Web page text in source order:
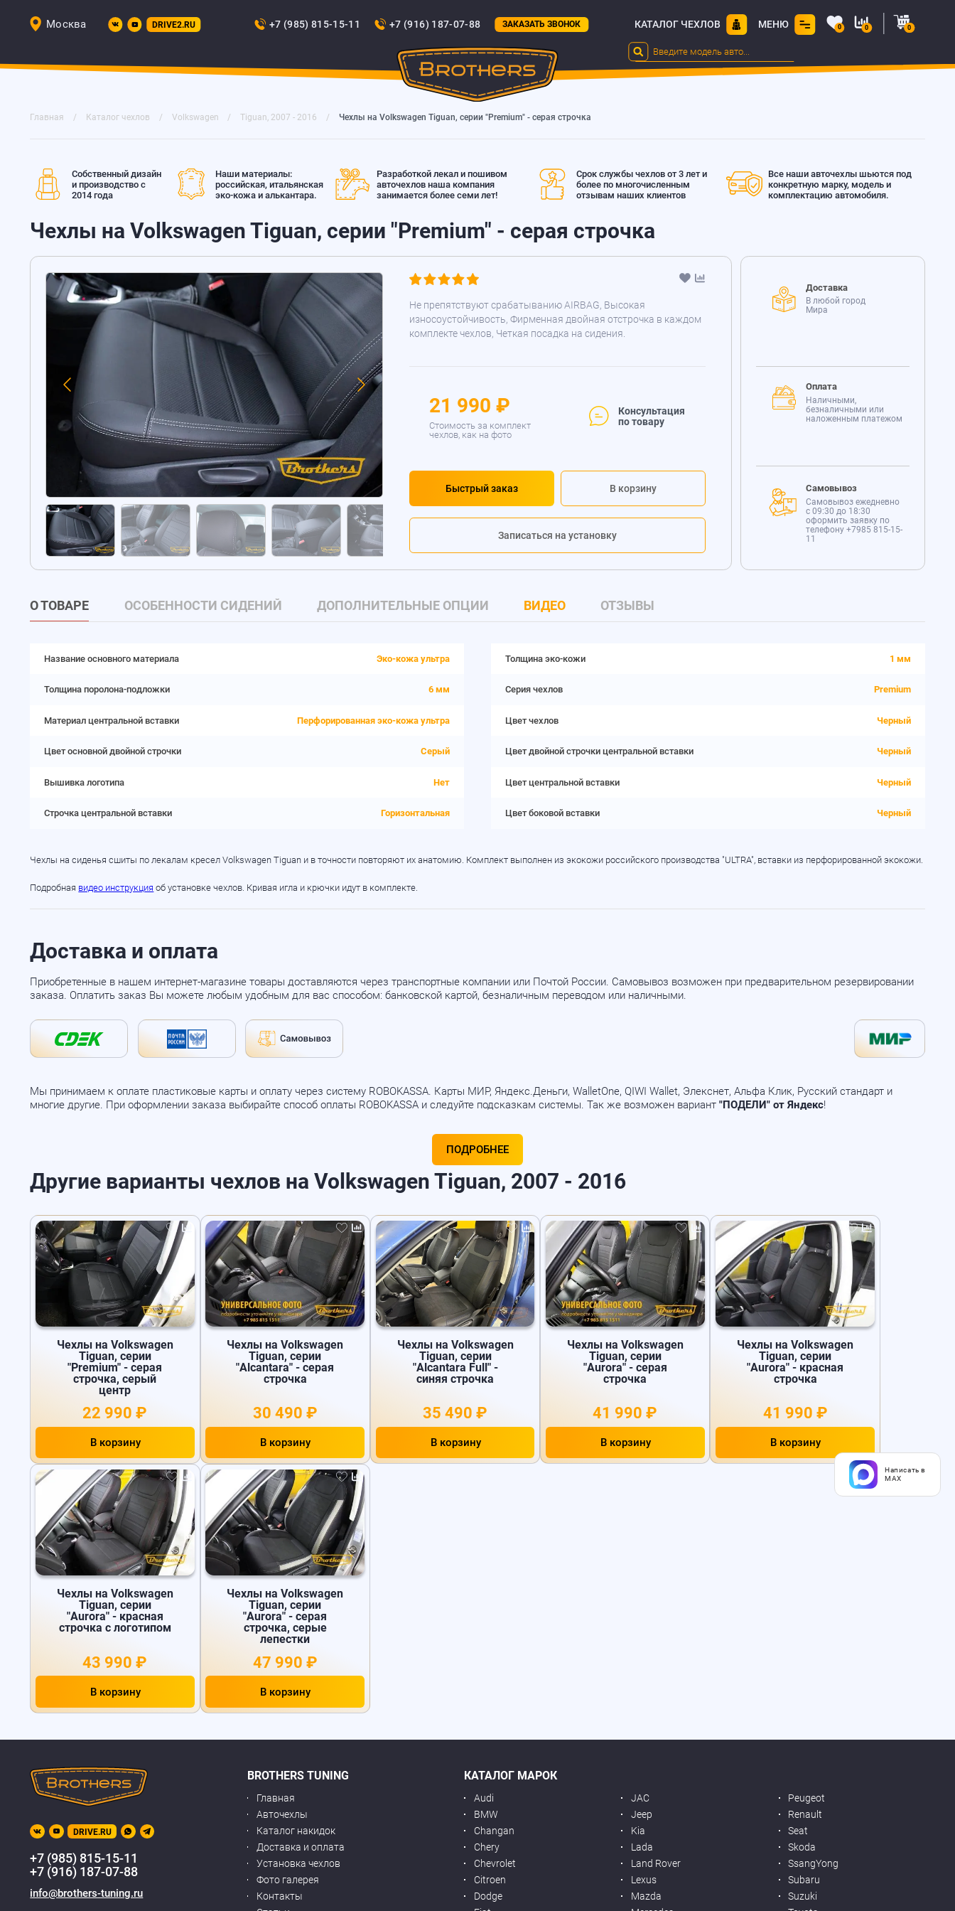
Москва DRIVE2.RU +7 (985) 815-15-11 +7 (916) 187-07-88 ЗАКАЗАТЬ ЗВОНОК КАТАЛОГ ЧЕХЛОВ МЕНЮ 0 0 0
Главная Каталог чехлов Volkswagen Tiguan, 2007 - 2016 Чехлы на Volkswagen Tiguan, серии "Premium" - серая строчка
Собственный дизайн
и производство с
2014 года
Наши материалы:
российская, итальянская
эко-кожа и алькантара.
Разработкой лекал и пошивом
авточехлов наша компания
занимается более семи лет!
Срок службы чехлов от 3 лет и
более по многочисленным
отзывам наших клиентов
Все наши авточехлы шьются под
конкретную марку, модель и
комплектацию автомобиля.
Чехлы на Volkswagen Tiguan, серии "Premium" - серая строчка
Не препятствуют срабатыванию AIRBAG, Высокая
износоустойчивость, Фирменная двойная отстрочка в каждом
комплекте чехлов, Четкая посадка на сидения.
21 990 ₽
Стоимость за комплект
чехлов, как на фото
Консультация
по товару
Быстрый заказ В корзину
Записаться на установку
Доставка
В любой город
Мира
Оплата
Наличными,
безналичными или
наложенным платежом
Самовывоз
Самовывоз ежедневно
с 09:30 до 18:30
оформить заявку по
телефону +7985 815-15-
11
О ТОВАРЕ ОСОБЕННОСТИ СИДЕНИЙ ДОПОЛНИТЕЛЬНЫЕ ОПЦИИ ВИДЕО ОТЗЫВЫ
Название основного материала Эко-кожа ультра Толщина эко-кожи 1 мм
Толщина поролона-подложки 6 мм Серия чехлов Premium
Материал центральной вставки Перфорированная эко-кожа ультра Цвет чехлов Черный
Цвет основной двойной строчки Серый Цвет двойной строчки центральной вставки Черный
Вышивка логотипа Нет Цвет центральной вставки Черный
Строчка центральной вставки Горизонтальная Цвет боковой вставки Черный
Чехлы на сиденья сшиты по лекалам кресел Volkswagen Tiguan и в точности повторяют их анатомию. Комплект выполнен из экокожи российского производства "ULTRA", вставки из перфорированной экокожи.
Подробная видео инструкция об установке чехлов. Кривая игла и крючки идут в комплекте.
Доставка и оплата
Приобретенные в нашем интернет-магазине товары доставляются через транспортные компании или Почтой России. Самовывоз возможен при предварительном резервировании
заказа. Оплатить заказ Вы можете любым удобным для вас способом: банковской картой, безналичным переводом или наличными.
Мы принимаем к оплате пластиковые карты и оплату через систему ROBOKASSA. Карты МИР, Яндекс.Деньги, WalletOne, QIWI Wallet, Элекснет, Альфа Клик, Русский стандарт и
многие другие. При оформлении заказа выбирайте способ оплаты ROBOKASSA и следуйте подсказкам системы. Так же возможен вариант"ПОДЕЛИ" от Яндекс!
ПОДРОБНЕЕ
Другие варианты чехлов на Volkswagen Tiguan, 2007 - 2016
Чехлы на Volkswagen
Tiguan, серии
"Premium" - серая
строчка, серый
центр
22 990 ₽
В корзину
Чехлы на Volkswagen
Tiguan, серии
"Alcantara" - серая
строчка
30 490 ₽
В корзину
Чехлы на Volkswagen
Tiguan, серии
"Alcantara Full" -
синяя строчка
35 490 ₽
В корзину
Чехлы на Volkswagen
Tiguan, серии
"Aurora" - серая
строчка
41 990 ₽
В корзину
Чехлы на Volkswagen
Tiguan, серии
"Aurora" - красная
строчка
41 990 ₽
В корзину
Чехлы на Volkswagen
Tiguan, серии
"Aurora" - красная
строчка с логотипом
43 990 ₽
В корзину
Чехлы на Volkswagen
Tiguan, серии
"Aurora" - серая
строчка, серые
лепестки
47 990 ₽
В корзину
DRIVE.RU
+7 (985) 815-15-11
+7 (916) 187-07-88
info@brothers-tuning.ru
BROTHERS TUNING
Главная
Авточехлы
Каталог накидок
Доставка и оплата
Установка чехлов
Фото галерея
Контакты
КАТАЛОГ МАРОК
Audi
BMW
Changan
Chery
Chevrolet
Citroen
Dodge
JAC
Jeep
Kia
Lada
Land Rover
Lexus
Mazda
Peugeot
Renault
Seat
Skoda
SsangYong
Subaru
Suzuki
Написать в
MAX